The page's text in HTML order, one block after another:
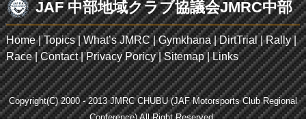
JAF 中部地域クラブ協議会JMRC中部
Home|Topics|What’s JMRC|Gymkhana|DirtTrial|Rally|
Race|Contact|Privacy Poricy|Sitemap|Links
Copyright(C) 2000 - 2013 JMRC CHUBU (JAF Motorsports Club Regional